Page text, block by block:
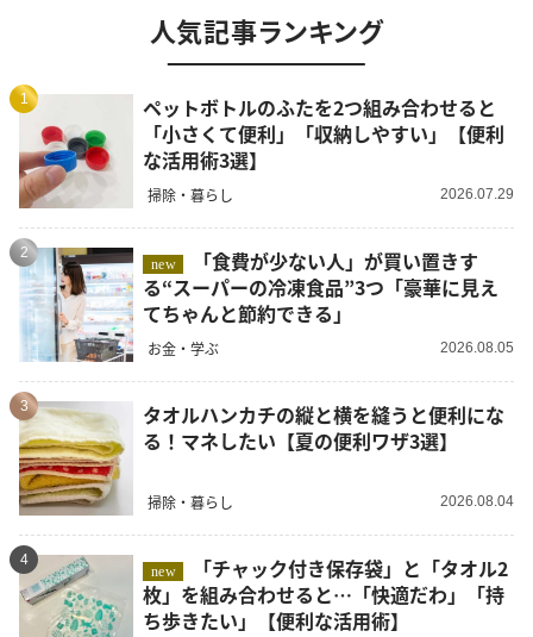
人気記事ランキング
1
ペットボトルのふたを2つ組み合わせると
「小さくて便利」「収納しやすい」【便利
な活用術3選】
掃除・暮らし 2026.07.29
2
new
る“スーパーの冷凍食品”3つ「豪華に見え
てちゃんと節約できる」
お金・学ぶ 2026.08.05
3
タオルハンカチの縦と横を縫うと便利にな
る！マネしたい【夏の便利ワザ3選】
掃除・暮らし 2026.08.04
4
new
枚」を組み合わせると…「快適だわ」「持
ち歩きたい」【便利な活用術】